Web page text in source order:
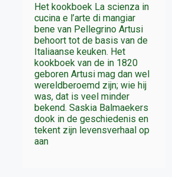
Het kookboek La scienza in
cucina e l’arte di mangiar
bene van Pellegrino Artusi
behoort tot de basis van de
Italiaanse keuken. Het
kookboek van de in 1820
geboren Artusi mag dan wel
wereldberoemd zijn; wie hij
was, dat is veel minder
bekend. Saskia Balmaekers
dook in de geschiedenis en
tekent zijn levensverhaal op
aan